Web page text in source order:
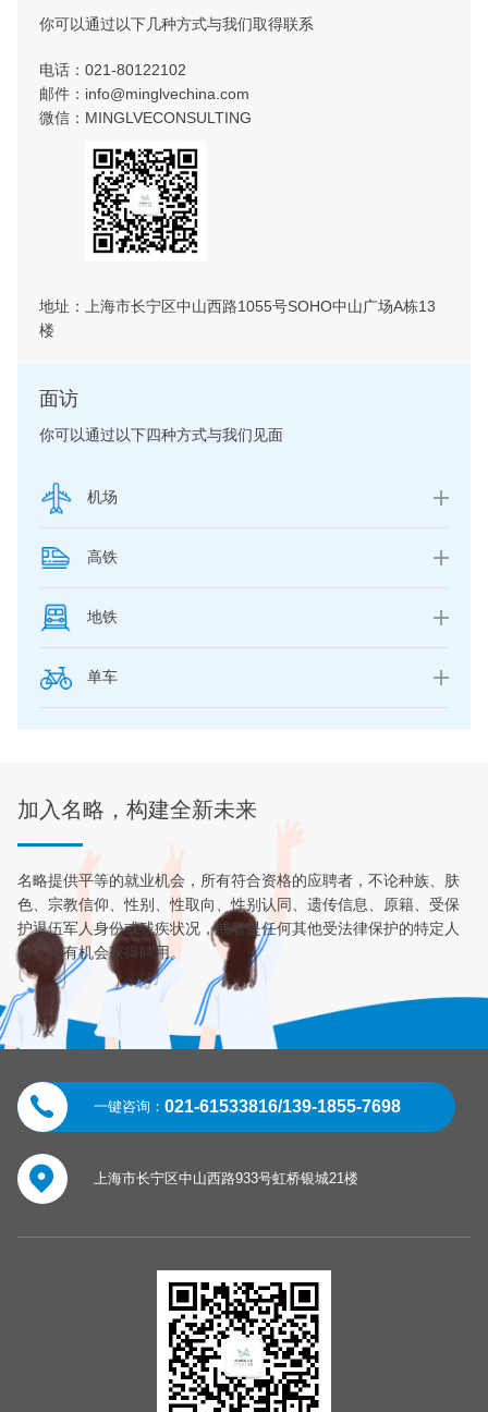
你可以通过以下几种方式与我们取得联系
电话：021-80122102
邮件：info@minglvechina.com
微信：MINGLVECONSULTING
地址：上海市长宁区中山西路1055号SOHO中山广场A栋13
楼
面访
你可以通过以下四种方式与我们见面
机场
高铁
地铁
单车
加入名略，构建全新未来
名略提供平等的就业机会，所有符合资格的应聘者，不论种族、肤
色、宗教信仰、性别、性取向、性别认同、遗传信息、原籍、受保
护退伍军人身份或残疾状况，或者是任何其他受法律保护的特定人
群，均有机会获得聘用。
一键咨询： 021-61533816/139-1855-7698
上海市长宁区中山西路933号虹桥银城21楼